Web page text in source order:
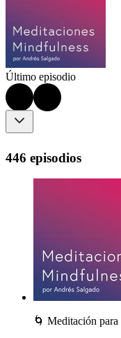
Último episodio
446 episodios
🌀 Meditación para